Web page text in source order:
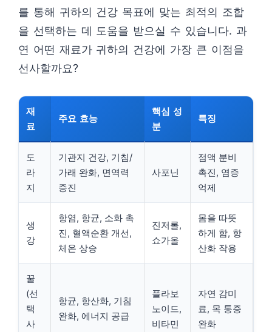
를 통해 귀하의 건강 목표에 맞는 최적의 조합
을 선택하는 데 도움을 받으실 수 있습니다. 과
연 어떤 재료가 귀하의 건강에 가장 큰 이점을
선사할까요?
재
료
주요 효능
핵심 성
분
특징
도
라
지
기관지 건강, 기침/
가래 완화, 면역력
증진
사포닌
점액 분비
촉진, 염증
억제
생
강
항염, 항균, 소화 촉
진, 혈액순환 개선,
체온 상승
진저롤,
쇼가올
몸을 따뜻
하게 함, 항
산화 작용
꿀
(선
택
사
항균, 항산화, 기침
완화, 에너지 공급
플라보
노이드,
비타민
자연 감미
료, 목 통증
완화